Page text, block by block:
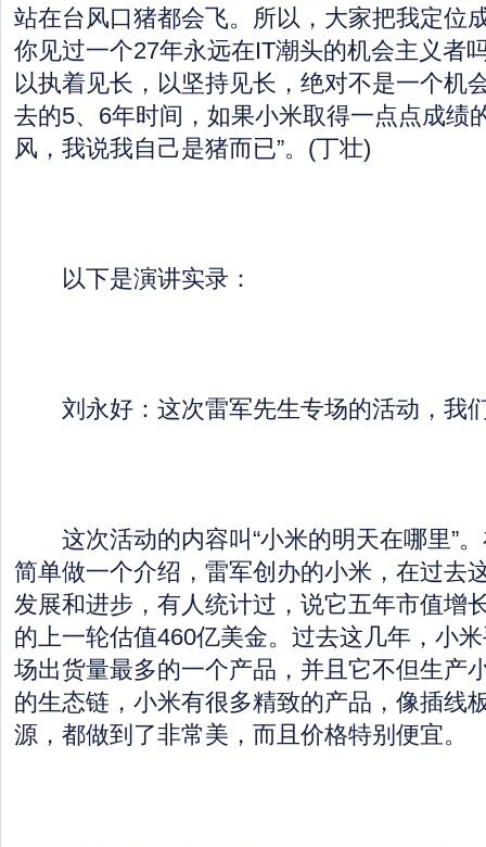
站在台风口猪都会飞。所以，大家把我定位
你见过一个27年永远在IT潮头的机会主义者
以执着见长，以坚持见长，绝对不是一个机
去的5、6年时间，如果小米取得一点点成绩
风，我说我自己是猪而已”。(丁壮)
以下是演讲实录：
刘永好：这次雷军先生专场的活动，我
这次活动的内容叫“小米的明天在哪里”。
简单做一个介绍，雷军创办的小米，在过去
发展和进步，有人统计过，说它五年市值增
的上一轮估值460亿美金。过去这几年，小
场出货量最多的一个产品，并且它不但生产
的生态链，小米有很多精致的产品，像插线
源，都做到了非常美，而且价格特别便宜。